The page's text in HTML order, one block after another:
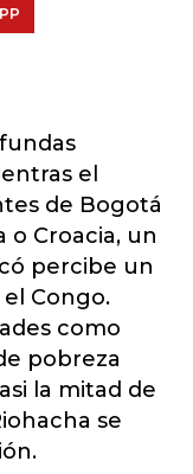
el
de Bogotá
o Croacia, un
percibe un
Congo.
como
pobreza
la mitad de
se